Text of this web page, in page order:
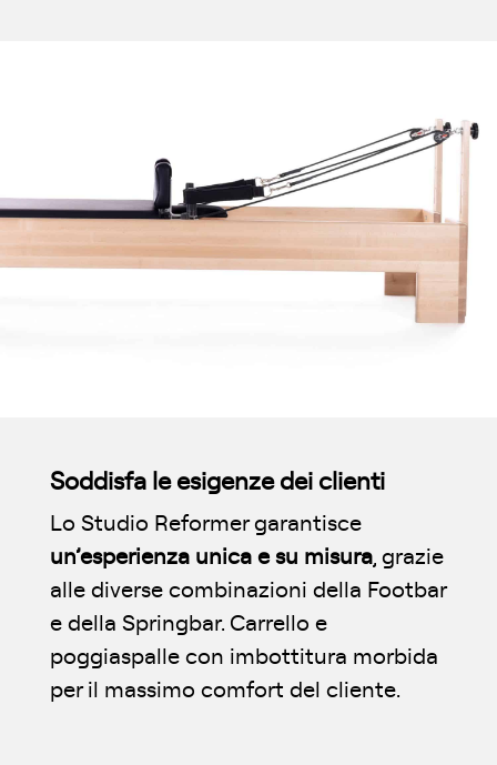
Soddisfa le esigenze dei clienti
Lo Studio Reformer garantisce
un’esperienza unica e su misura, grazie
alle diverse combinazioni della Footbar
e della Springbar. Carrello e
poggiaspalle con imbottitura morbida
per il massimo comfort del cliente.